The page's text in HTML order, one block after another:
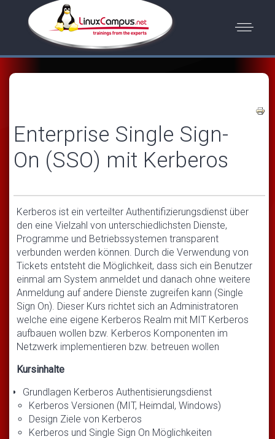
Enterprise Single Sign-
On (SSO) mit Kerberos
Kerberos ist ein verteilter Authentifizierungsdienst über
den eine Vielzahl von unterschiedlichsten Dienste,
Programme und Betriebssystemen transparent
verbunden werden können. Durch die Verwendung von
Tickets entsteht die Möglichkeit, dass sich ein Benutzer
einmal am System anmeldet und danach ohne weitere
Anmeldung auf andere Dienste zugreifen kann (Single
Sign On). Dieser Kurs richtet sich an Administratoren
welche eine eigene Kerberos Realm mit MIT Kerberos
aufbauen wollen bzw. Kerberos Komponenten im
Netzwerk implementieren bzw. betreuen wollen
Kursinhalte
Grundlagen Kerberos Authentisierungsdienst
Kerberos Versionen (MIT, Heimdal, Windows)
Design Ziele von Kerberos
Kerberos und Single Sign On Möglichkeiten